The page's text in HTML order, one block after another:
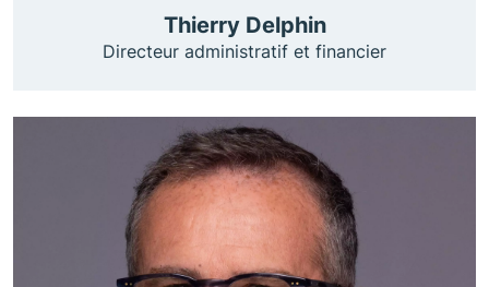
Thierry Delphin
Directeur administratif et financier